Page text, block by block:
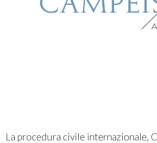
La procedura civile internazionale,